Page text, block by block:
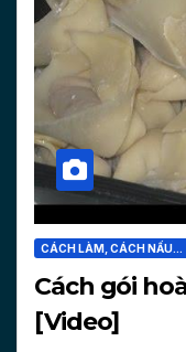
CÁCH LÀM, CÁCH NẤU...
Cách gói
[Video]